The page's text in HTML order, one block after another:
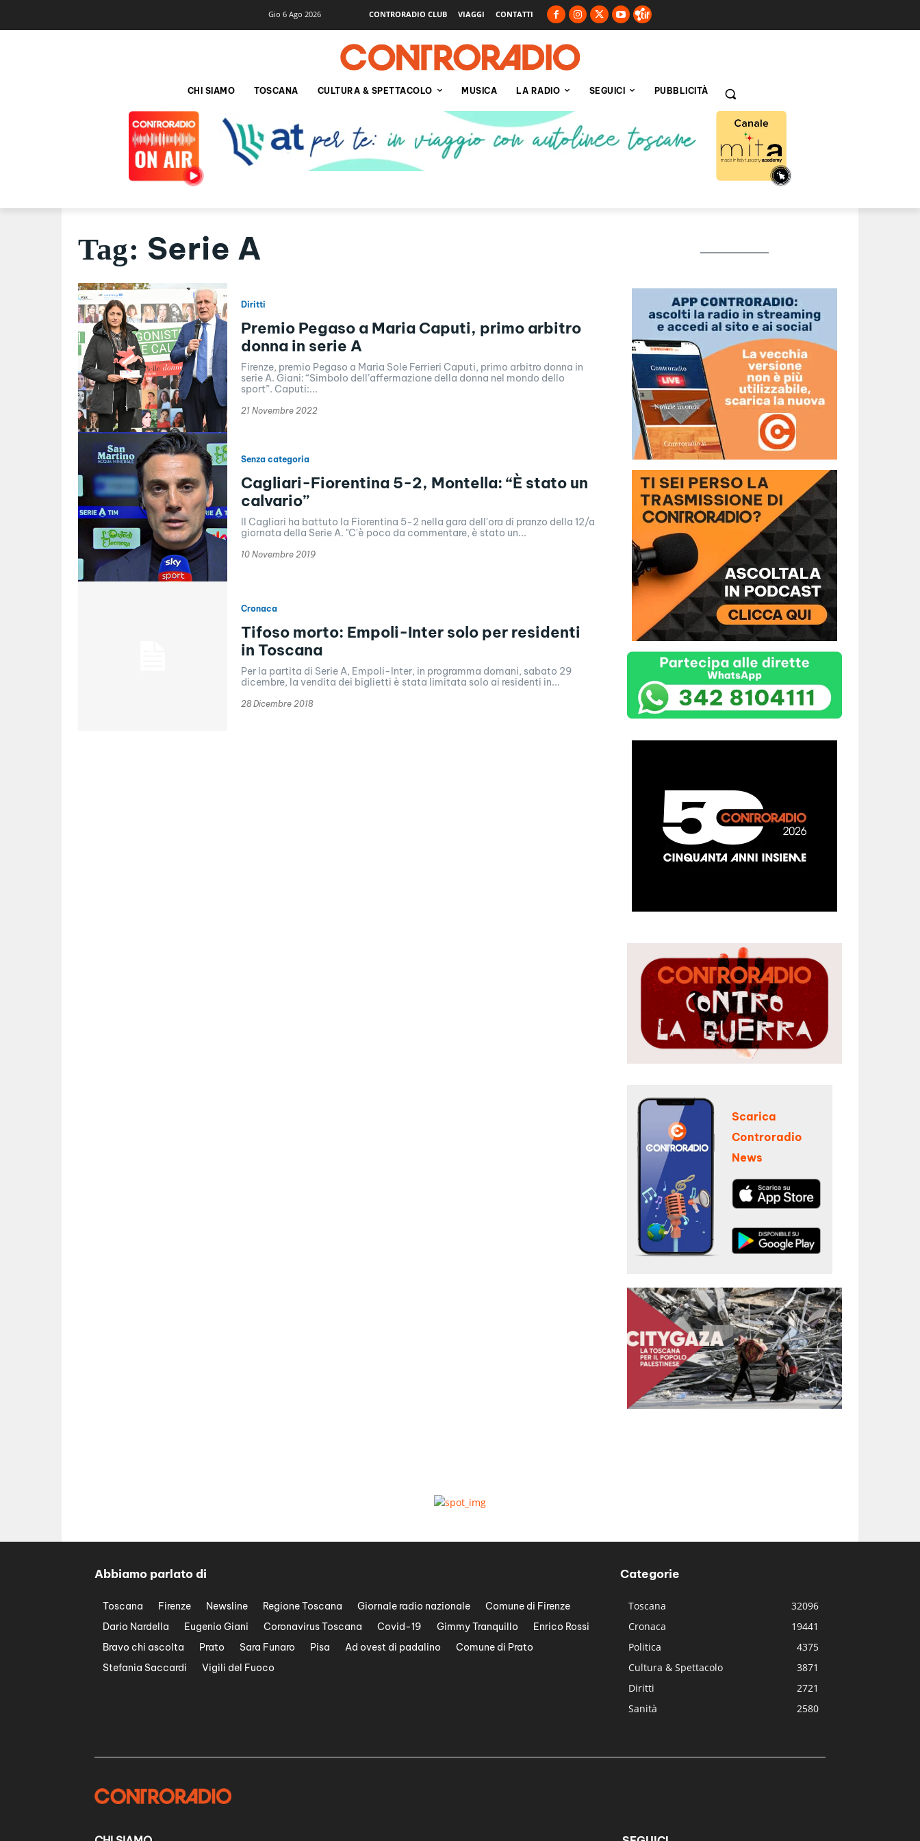
Gio 6 Ago 2026 CONTRORADIO CLUB VIAGGI CONTATTI
CHI SIAMO TOSCANA CULTURA & SPETTACOLO MUSICA LA RADIO SEGUICI PUBBLICITÀ
Tag: Serie A
Diritti
Premio Pegaso a Maria Caputi, primo arbitro
donna in serie A
Firenze, premio Pegaso a Maria Sole Ferrieri Caputi, primo arbitro donna in
serie A. Giani: “Simbolo dell’affermazione della donna nel mondo dello
sport”. Caputi:...
21 Novembre 2022
Senza categoria
Cagliari-Fiorentina 5-2, Montella: “È stato un
calvario”
Il Cagliari ha battuto la Fiorentina 5-2 nella gara dell'ora di pranzo della 12/a
giornata della Serie A. "C'è poco da commentare, è stato un...
10 Novembre 2019
Cronaca
Tifoso morto: Empoli-Inter solo per residenti
in Toscana
Per la partita di Serie A, Empoli-Inter, in programma domani, sabato 29
dicembre, la vendita dei biglietti è stata limitata solo ai residenti in...
28 Dicembre 2018
Scarica
Controradio
News
Abbiamo parlato di
Toscana Firenze Newsline Regione Toscana Giornale radio nazionale
Comune di Firenze
Dario Nardella
Eugenio Giani Coronavirus Toscana Covid-19 Gimmy Tranquillo
Enrico Rossi
Bravo chi ascolta
Prato Sara Funaro Pisa Ad ovest di padalino
Comune di Prato
Stefania Saccardi
Vigili del Fuoco
Categorie
Toscana
32096
Cronaca
19441
Politica
4375
Cultura & Spettacolo
3871
Diritti
2721
Sanità
2580